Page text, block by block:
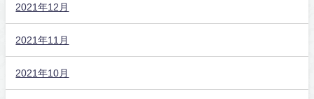
2021年12月
2021年11月
2021年10月